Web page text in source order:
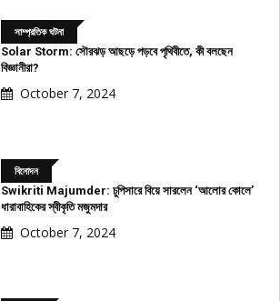
সাম্প্রতিক ঘটনা
Solar Storm: সৌরঝড় আছড়ে পড়বে পৃথিবীতে, কী বলছেন
বিজ্ঞানীরা?
October 7, 2024
বিনোদন
Swikriti Majumder: চুপিসারে বিয়ে সারলেন ‘আলোর কোলে’
ধারাবাহিকের স্বীকৃতি মজুমদার
October 7, 2024